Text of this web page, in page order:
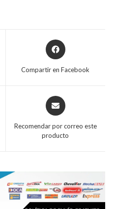
Opens
in
Compartir en Facebook
Opens
in
new
Recomendar por correo este
producto